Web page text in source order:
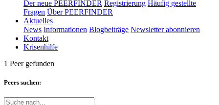
Der neue PEERFINDER Registrierung Häufig gestellte
Fragen Über PEERFINDER
Aktuelles
News Informationen Blogbeiträge Newsletter abonnieren
Kontakt
Krisenhilfe
1 Peer gefunden
Peers suchen: